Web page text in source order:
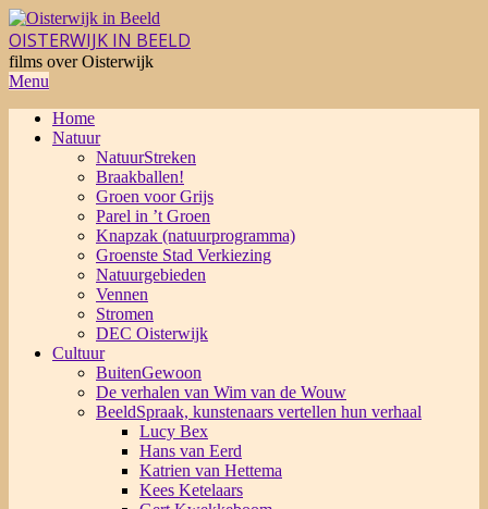
Skip
to
content
OISTERWIJK IN BEELD
films over Oisterwijk
Primary
Menu
Menu
Home
Natuur
NatuurStreken
Braakballen!
Groen voor Grijs
Parel in ’t Groen
Knapzak (natuurprogramma)
Groenste Stad Verkiezing
Natuurgebieden
Vennen
Stromen
DEC Oisterwijk
Cultuur
BuitenGewoon
De verhalen van Wim van de Wouw
BeeldSpraak, kunstenaars vertellen hun verhaal
Lucy Bex
Hans van Eerd
Katrien van Hettema
Kees Ketelaars